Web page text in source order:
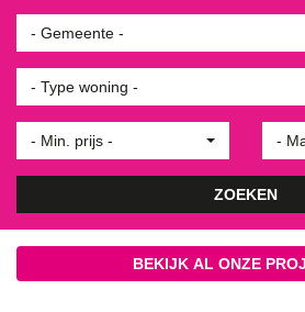
- Gemeente -
- Type woning -
- Min. prijs - -
ZOEKEN
BEKIJK AL ONZE